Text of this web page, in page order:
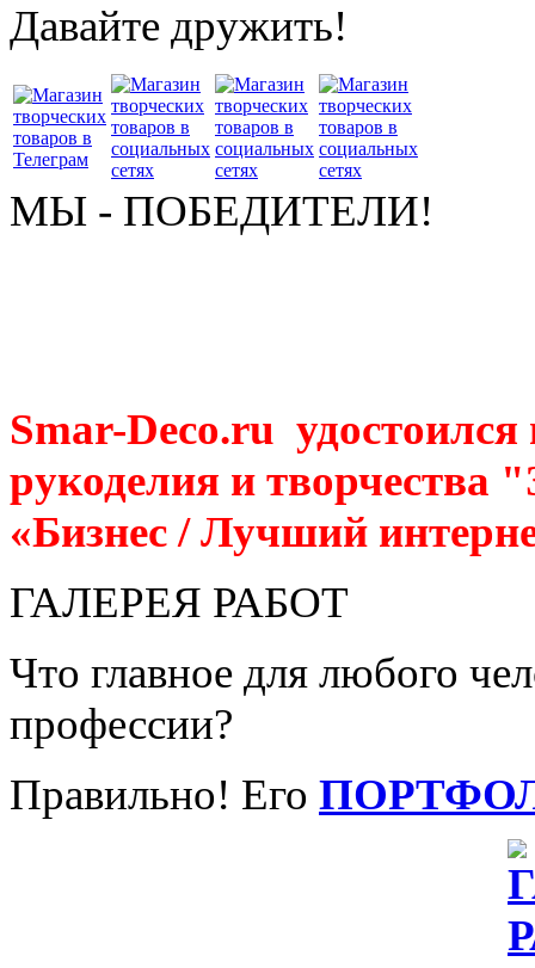
Давайте дружить!
МЫ - ПОБЕДИТЕЛИ!
Smar-Deco.ru
рукоделия и творчества
«Бизнес / Лучший
ГАЛЕРЕЯ РАБОТ
Что главное для любого
профессии?
Правильно! Его